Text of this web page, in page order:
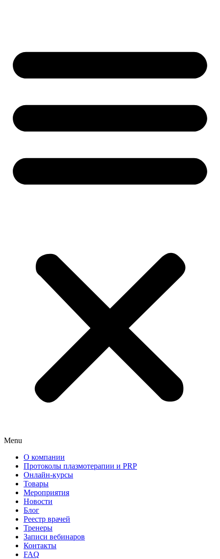
Menu
О компании
Протоколы плазмотерапии и PRP
Онлайн-курсы
Товары
Мероприятия
Новости
Блог
Реестр врачей
Тренеры
Записи вебинаров
Контакты
FAQ